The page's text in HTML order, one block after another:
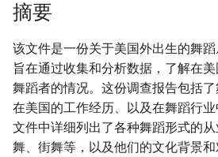
摘要
该文件是一份关于美国外出生的舞蹈
旨在通过收集和分析数据，了解在
舞蹈者的情况。这份调查报告包括
在美国的工作经历、以及在舞蹈行业
文件中详细列出了各种舞蹈形式的
舞、街舞等，以及他们的文化背景